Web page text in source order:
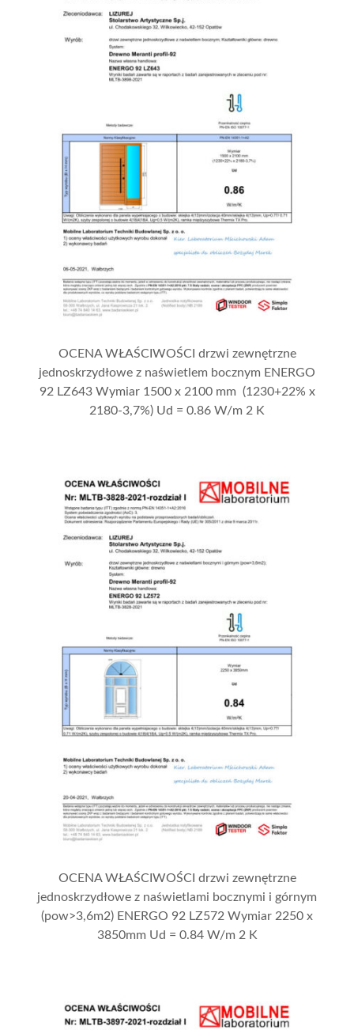
OCENA WŁAŚCIWOŚCI drzwi zewnętrzne
jednoskrzydłowe z naświetlem bocznym ENERGO
92 LZ643 Wymiar 1500 x 2100 mm (1230+22% x
2180-3,7%) Ud = 0.86 W/m 2 K
OCENA WŁAŚCIWOŚCI drzwi zewnętrzne
jednoskrzydłowe z naświetlami bocznymi i górnym
(pow>3,6m2) ENERGO 92 LZ572 Wymiar 2250 x
3850mm Ud = 0.84 W/m 2 K